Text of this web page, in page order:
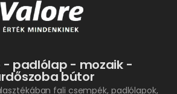
- padlólap - mozaik -
bútor
fali csempék, padlólapok,